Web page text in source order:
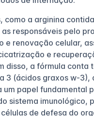
como a arginina
responsáveis pelo
e renovação celular,
e
disso, a fórmula conta
3 (ácidos graxos w-3),
um papel fundamental
sistema imunológico,
de defesa do